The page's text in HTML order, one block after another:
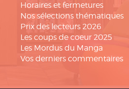
Horaires et fermetures
Nos sélections thématiques
Prix des lecteurs 2026
Les coups de coeur 2025
Les Mordus du Manga
Vos derniers commentaires